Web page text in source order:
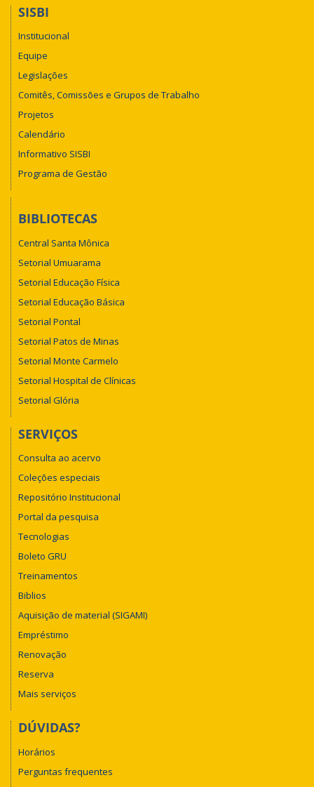
SISBI
Institucional
Equipe
Legislações
Comitês, Comissões e Grupos de Trabalho
Projetos
Calendário
Informativo SISBI
Programa de Gestão
BIBLIOTECAS
Central Santa Mônica
Setorial Umuarama
Setorial Educação Física
Setorial Educação Básica
Setorial Pontal
Setorial Patos de Minas
Setorial Monte Carmelo
Setorial Hospital de Clínicas
Setorial Glória
SERVIÇOS
Consulta ao acervo
Coleções especiais
Repositório Institucional
Portal da pesquisa
Tecnologias
Boleto GRU
Treinamentos
Biblios
Aquisição de material (SIGAMI)
Empréstimo
Renovação
Reserva
Mais serviços
DÚVIDAS?
Horários
Perguntas frequentes